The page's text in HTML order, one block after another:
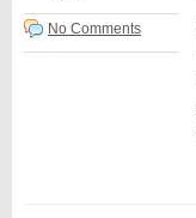
No Comments